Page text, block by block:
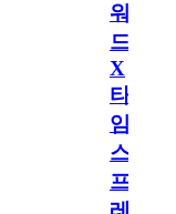
워
드
X
타
임
스
프